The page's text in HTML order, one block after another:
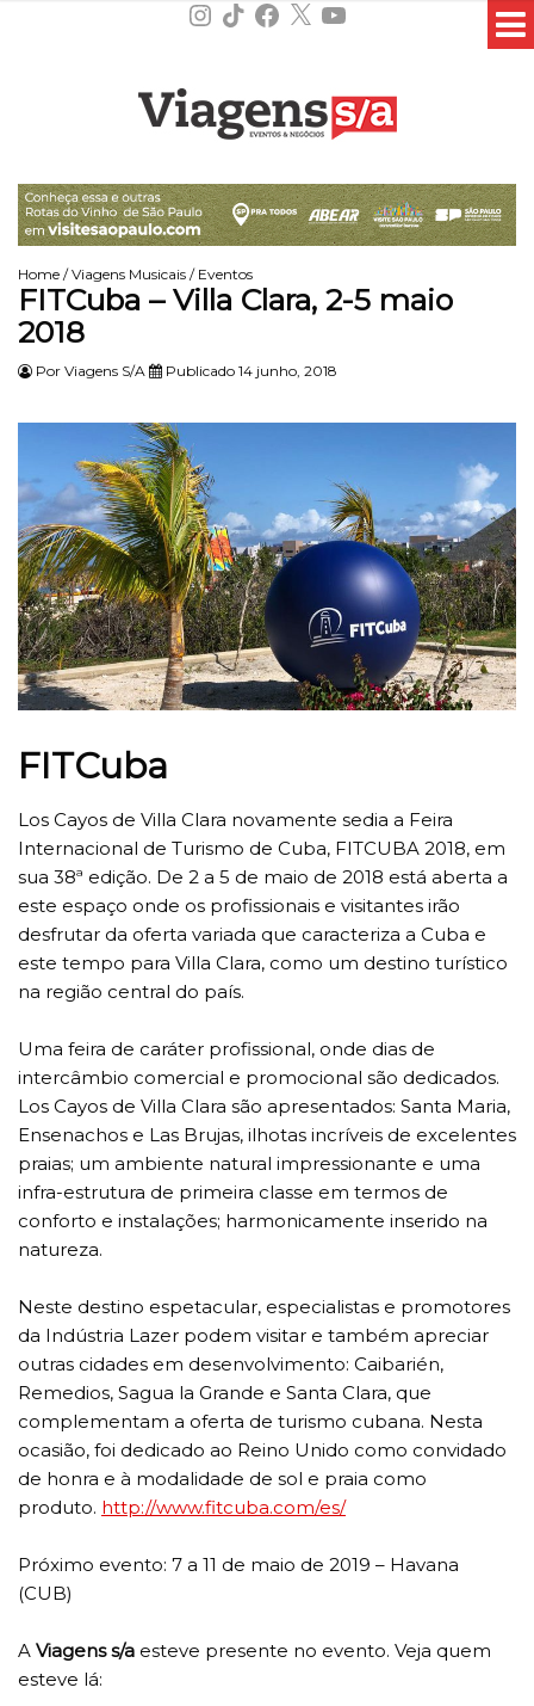
Instagram
TikTokFacebook
X YouTube
Home /Viagens Musicais / Eventos
FITCuba – Villa Clara, 2-5 maio
2018
Por Viagens S/A Publicado 14 junho, 2018
FITCuba
Los Cayos de Villa Clara novamente sedia a Feira
Internacional de Turismo de Cuba, FITCUBA 2018, em
sua 38ª edição. De 2 a 5 de maio de 2018 está aberta a
este espaço onde os profissionais e visitantes irão
desfrutar da oferta variada que caracteriza a Cuba e
este tempo para Villa Clara, como um destino turístico
na região central do país.
Uma feira de caráter profissional, onde dias de
intercâmbio comercial e promocional são dedicados.
Los Cayos de Villa Clara são apresentados: Santa Maria,
Ensenachos e Las Brujas, ilhotas incríveis de excelentes
praias; um ambiente natural impressionante e uma
infra-estrutura de primeira classe em termos de
conforto e instalações; harmonicamente inserido na
natureza.
Neste destino espetacular, especialistas e promotores
da Indústria Lazer podem visitar e também apreciar
outras cidades em desenvolvimento: Caibarién,
Remedios, Sagua la Grande e Santa Clara, que
complementam a oferta de turismo cubana. Nesta
ocasião, foi dedicado ao Reino Unido como convidado
de honra e à modalidade de sol e praia como
produto. http://www.fitcuba.com/es/
Próximo evento: 7 a 11 de maio de 2019 – Havana
(CUB)
A Viagens s/a esteve presente no evento. Veja quem
esteve lá: